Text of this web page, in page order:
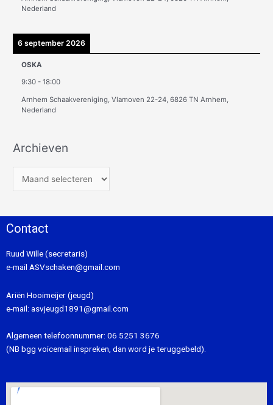
Nederland
6 september 2026
OSKA
9:30 -18:00
Arnhem Schaakvereniging, Vlamoven 22-24, 6826 TN Arnhem,
Nederland
Archieven
Contact
Ruud Wille (secretaris)
e-mail ASVschaken@gmail.com
Ariën Hooimeijer (jeugd)
e-mail: asvjeugd1891@gmail.com
Algemeen telefoonnummer: 06 5251 3676
(NB bgg voicemail inspreken, dan word je teruggebeld).